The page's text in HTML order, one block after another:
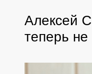
Алексей
теперь